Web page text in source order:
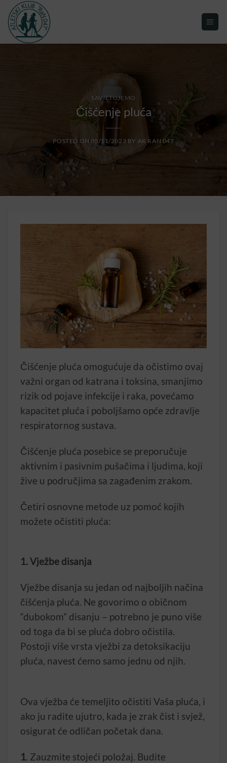
SAVJETUJEMO
Čišćenje pluća
POSTED ON05/11/2023 BY AK RAN 047
Čišćenje pluća omogućuje da očistimo ovaj
važni organ od katrana i toksina, smanjimo
rizik od pojave infekcije i raka, povećamo
kapacitet pluća i poboljšamo opće zdravlje
respiratornog sustava.
Čišćenje pluća posebice se preporučuje
aktivnim i pasivnim pušačima i ljudima, koji
žive u područjima sa zagađenim zrakom.
Četiri osnovne metode uz pomoć kojih
možete očistiti pluća:
1. Vježbe disanja
Vježbe disanja su jedan od najboljih načina
čišćenja pluća. Ne govorimo o običnom
“dubokom” disanju – potrebno je puno više
od toga da bi se pluća dobro očistila.
Postoji više vrsta vježbi za detoksikaciju
pluća, navest ćemo samo jednu od njih.
Ova vježba će temeljito očistiti Vaša pluća, i
ako ju radite ujutro, kada je zrak čist i svjež,
osigurat će odličan početak dana.
1. Zauzmite stojeći položaj. Budite